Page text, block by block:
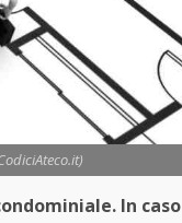
In caso